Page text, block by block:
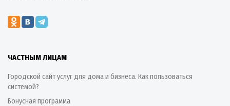
ЧАСТНЫМ ЛИЦАМ
Городской сайт услуг для дома и бизнеса. Как пользоваться
системой?
Бонусная программа